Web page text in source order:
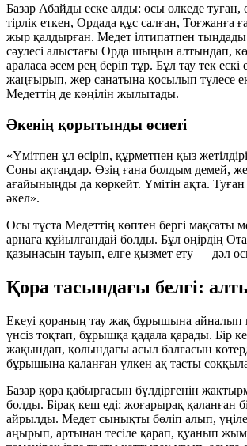
Базар Абайды еске алды: осы өлкеде туған,
тірлік еткен, Ордада құс салған, Тоғжанға
жыр қалдырған. Медет ілтипатпен
сәулесі алыстағы Орда шыңын алтындап,
араласа әсем рең беріп тұр. Бұл тау тек ескі
жаңғырып, жер санатына қосылып түлесе
Медеттің де көңілін жылытады.
Әкенің қорытынды өсиеті
«Үмітпен ұл өсіріп, құрметпен қыз
Соны ақтаңдар. Өзің ғана болдым демей,
ағайыныңды да көркейт. Үмітін ақта. Туған
әкел».
Осы тұста Медеттің көптен бергі мақсаты
арнаға құйылғандай болды. Бұл өңірдің
қазынасын тауып, елге қызмет ету — дәл
Қора тасындағы белгі:
Екеуі қораның тау жақ бұрышына айналып
үнсіз тоқтап, бұрышқа қадала қарады. Бір
жақындап, қолындағы асыл балғасын
бұрышына қаланған үлкен ақ тасты
Базар қора қабырғасын бүлдіргенін
болды. Бірақ кеш еді: жоғарырақ қаланған
айрылды. Медет сынықты бөліп алып, үңіле
аңырып, артынан тесіле қарап, қуанып